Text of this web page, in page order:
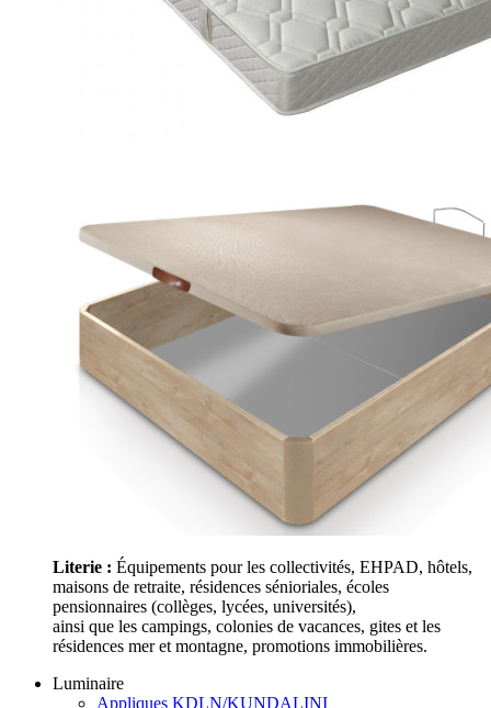
Literie : Équipements pour les collectivités, EHPAD, hôtels,
maisons de retraite, résidences sénioriales, écoles
pensionnaires (collèges, lycées, universités),
ainsi que les campings, colonies de vacances, gites et les
résidences mer et montagne, promotions immobilières.
Luminaire
Appliques KDLN/KUNDALINI